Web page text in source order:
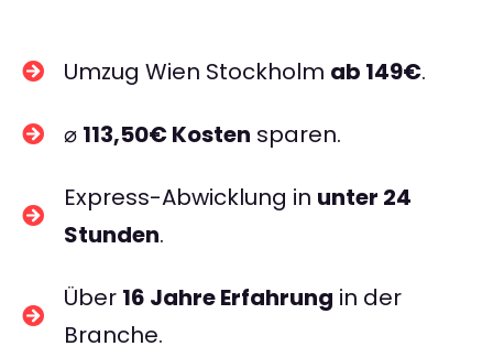
Umzug Wien Stockholm ab 149€.
⌀ 113,50€ Kosten sparen.
Express-Abwicklung in unter 24
Stunden.
Über 16 Jahre Erfahrung in der
Branche.